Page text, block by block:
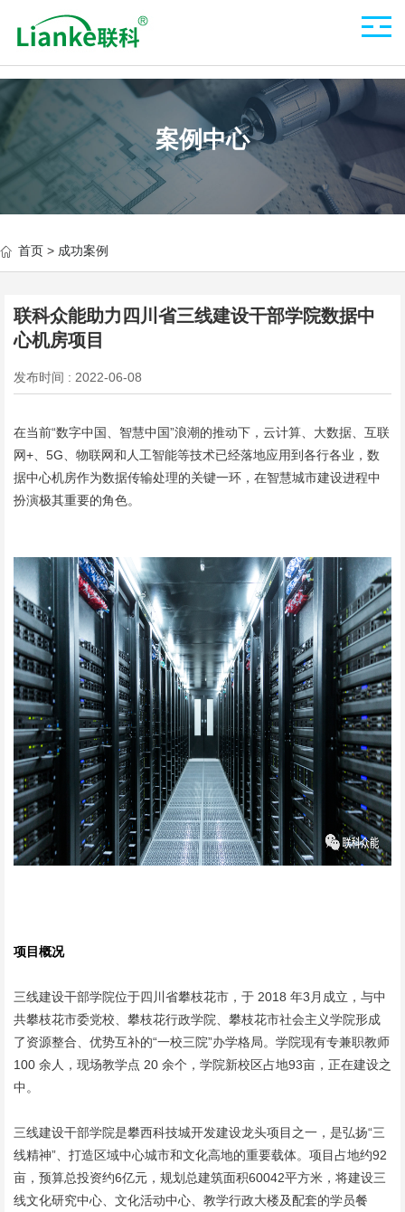
案例中心
首页 > 成功案例
联科众能助力四川省三线建设干部学院数据中
心机房项目
发布时间 : 2022-06-08
在当前“数字中国、智慧中国”浪潮的推动下，云计算、大数据、互联
网+、5G、物联网和人工智能等技术已经落地应用到各行各业，数
据中心机房作为数据传输处理的关键一环，在智慧城市建设进程中
扮演极其重要的角色。
项目概况
三线建设干部学院位于四川省攀枝花市，于 2018 年3月成立，与中
共攀枝花市委党校、攀枝花行政学院、攀枝花市社会主义学院形成
了资源整合、优势互补的“一校三院”办学格局。学院现有专兼职教师
100 余人，现场教学点 20 余个，学院新校区占地93亩，正在建设之
中。
三线建设干部学院是攀西科技城开发建设龙头项目之一，是弘扬“三
线精神”、打造区域中心城市和文化高地的重要载体。项目占地约92
亩，预算总投资约6亿元，规划总建筑面积60042平方米，将建设三
线文化研究中心、文化活动中心、教学行政大楼及配套的学员餐